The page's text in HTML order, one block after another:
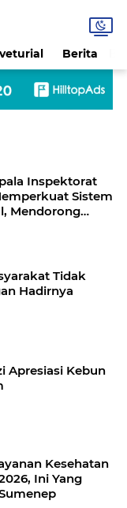
Berita
Inspektorat
Sistem
Mendorong
Tidak
Hadirnya
Apresiasi Kebun
Kesehatan
Ini Yang